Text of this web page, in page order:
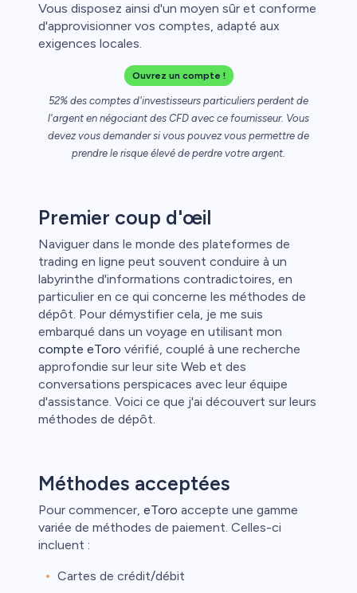
Vous disposez ainsi d'un moyen sûr et conforme
d'approvisionner vos comptes, adapté aux
exigences locales.
Ouvrez un compte !
52% des comptes d'investisseurs particuliers perdent de
l'argent en négociant des CFD avec ce fournisseur. Vous
devez vous demander si vous pouvez vous permettre de
prendre le risque élevé de perdre votre argent.
Premier coup d'œil
Naviguer dans le monde des plateformes de
trading en ligne peut souvent conduire à un
labyrinthe d'informations contradictoires, en
particulier en ce qui concerne les méthodes de
dépôt. Pour démystifier cela, je me suis
embarqué dans un voyage en utilisant mon
compte eToro vérifié, couplé à une recherche
approfondie sur leur site Web et des
conversations perspicaces avec leur équipe
d'assistance. Voici ce que j'ai découvert sur leurs
méthodes de dépôt.
Méthodes acceptées
Pour commencer, eToro accepte une gamme
variée de méthodes de paiement. Celles-ci
incluent :
Cartes de crédit/débit